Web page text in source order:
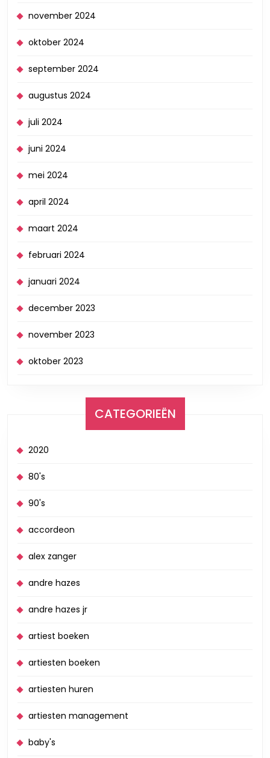
november 2024
oktober 2024
september 2024
augustus 2024
juli 2024
juni 2024
mei 2024
april 2024
maart 2024
februari 2024
januari 2024
december 2023
november 2023
oktober 2023
CATEGORIEËN
2020
80's
90's
accordeon
alex zanger
andre hazes
andre hazes jr
artiest boeken
artiesten boeken
artiesten huren
artiesten management
baby's